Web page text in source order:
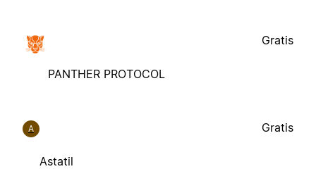
PANTHER PROTOCOL
Gratis
A
Astatil
Gratis